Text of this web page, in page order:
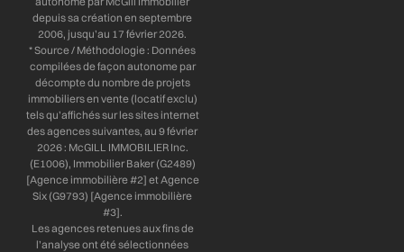
depuis sa création en septembre
2006, jusqu’au 17 février 2026.
* Source / Méthodologie : Données
compilées de façon autonome par
décompte du nombre de projets
immobiliers en vente (locatif exclu)
tels qu’affichés sur les sites internet
des agences suivantes, au 9 février
2026 : McGILL IMMOBILIER Inc.
(E1006), Immobilier Baker (G2489)
[Agence immobilière #2] et Agence
Six (G9793) [Agence immobilière
#3].
Les agences retenues aux fins de
l’analyse ont été sélectionnées